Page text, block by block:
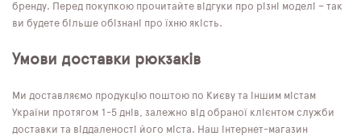
бренду. Перед покупкою прочитайте відгуки про різні моделі – так
ви будете більше обізнані про їхню якість.
Умови доставки рюкзаків
Ми доставляємо продукцію поштою по Києву та іншим містам
України протягом 1-5 днів, залежно від обраної клієнтом служби
доставки та віддаленості його міста. Наш інтернет-магазин